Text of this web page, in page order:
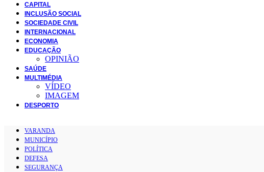
CAPITAL
INCLUSÃO SOCIAL
SOCIEDADE CIVIL
INTERNACIONAL
ECONOMIA
EDUCAÇÃO
OPINIÃO
SAÚDE
MULTIMÉDIA
VÍDEO
IMAGEM
DESPORTO
VARANDA
MUNICÍPIO
POLÍTICA
DEFESA
SEGURANÇA